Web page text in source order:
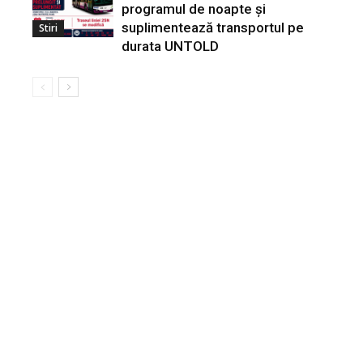
Stiri
programul de noapte și
suplimentează transportul pe
durata UNTOLD